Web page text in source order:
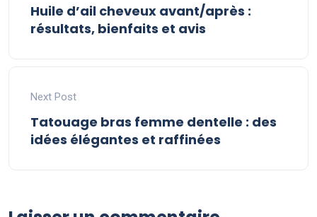
Huile d’ail cheveux avant/après :
résultats, bienfaits et avis
Next Post
Tatouage bras femme dentelle : des
idées élégantes et raffinées